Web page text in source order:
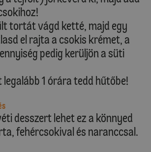
tortát vágd ketté, majd egy
el rajta a csokis krémet, a
pedig kerüljön a süti
legalább 1 órára tedd hűtőbe!
desszert lehet ez a könnyed
fehércsokival és naranccsal.